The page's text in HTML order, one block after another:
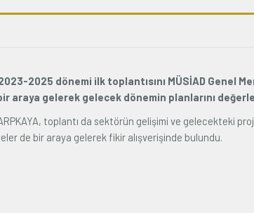
2025 dönemi ilk toplantısını MÜSİAD Genel
araya gelerek gelecek dönemin planlarını
toplantı da sektörün gelişimi ve gelecekteki
de bir araya gelerek fikir alışverişinde bulundu.